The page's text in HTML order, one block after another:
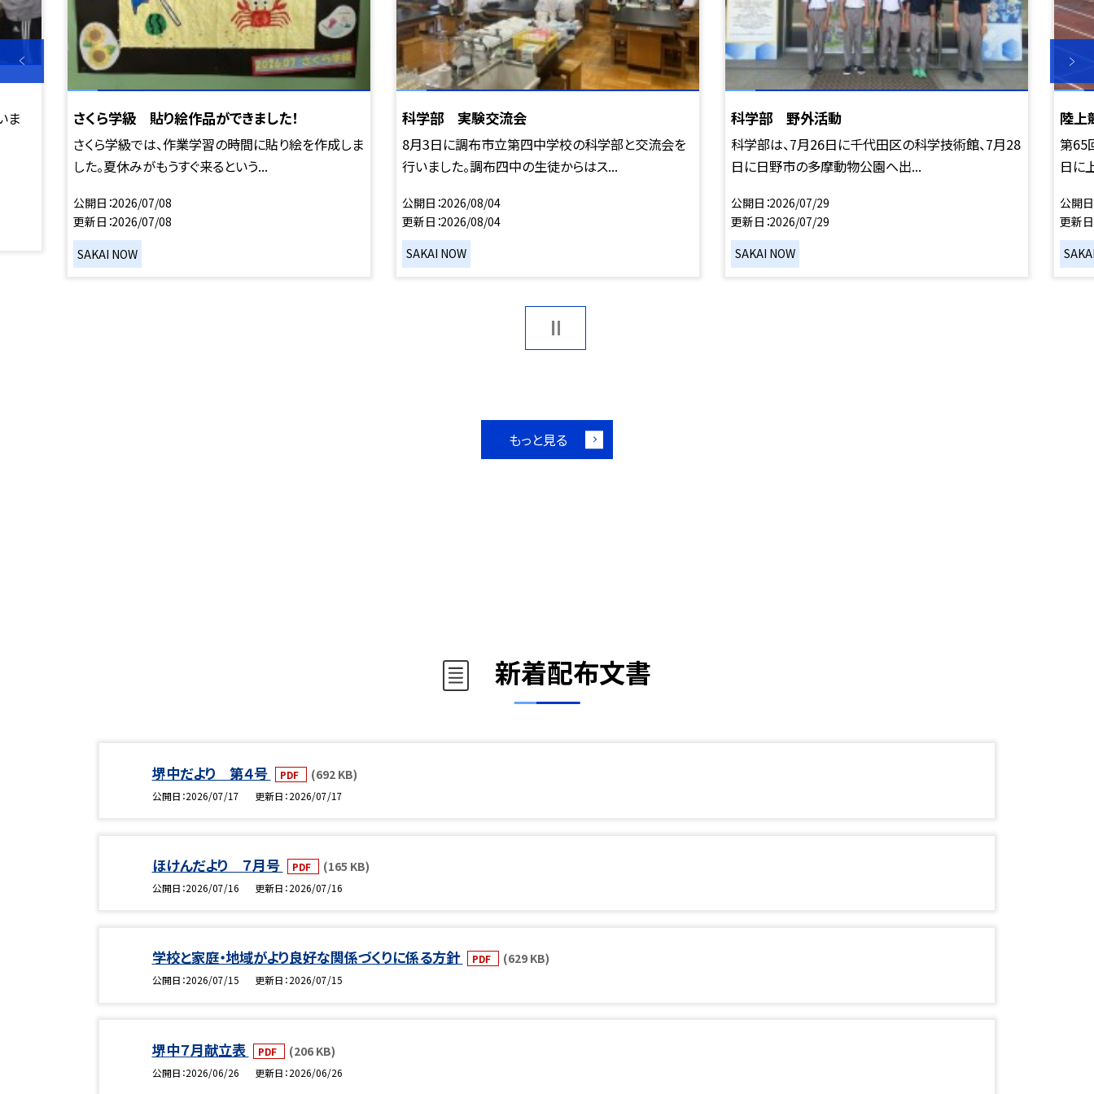
ま さくら学級 貼り絵作品ができました！
さくら学級では、作業学習の時間に貼り絵を作成しま
した。夏休みがもうすぐ来るという...
公開日 2026/07/08
更新日 2026/07/08
SAKAI NOW
科学部 実験交流会
8月3日に調布市立第四中学校の科学部と交流会を
行いました。調布四中の生徒からはス...
公開日 2026/08/04
更新日 2026/08/04
SAKAI NOW
科学部 野外活動
科学部は、7月26日に千代田区の科学技術館、7月28
日に日野市の多摩動物公園へ出...
公開日 2026/07/29
更新日 2026/07/29
SAKAI NOW
陸上
第65
日に
公開日
更新日
もっと見る
新着配布文書
堺中だより 第４号 PDF (692 KB)
公開日 2026/07/17 更新日 2026/07/17
ほけんだより ７月号 PDF (165 KB)
公開日 2026/07/16 更新日 2026/07/16
学校と家庭・地域がより良好な関係づくりに係る方針 PDF (629 KB)
公開日 2026/07/15 更新日 2026/07/15
堺中７月献立表 PDF (206 KB)
公開日 2026/06/26 更新日 2026/06/26